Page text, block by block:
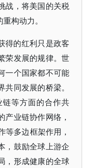
战，将美国的关税
构动力。
得的红利只是政客
荣发展的规律。世
一个国家都不可能
同发展的桥梁。
等方面的合作共
产业链协作网络，
等多边框架作用，
，鼓励全球上游企
，形成健康的全球